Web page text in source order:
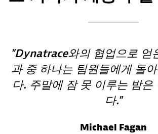
Dynatrace와의 협업으로 얻
과 중 하나는 팀원들에게 돌
다. 주말에 잠 못 이루는 밤은
다.
Michael Fagan